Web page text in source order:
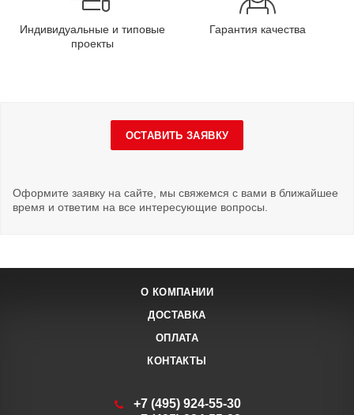
Индивидуальные и типовые
проекты
Гарантия качества
ОСТАВИТЬ ЗАЯВКУ
Оформите заявку на сайте, мы свяжемся с вами в ближайшее
время и ответим на все интересующие вопросы.
О КОМПАНИИ
ДОСТАВКА
ОПЛАТА
КОНТАКТЫ
+7 (495) 924-55-30